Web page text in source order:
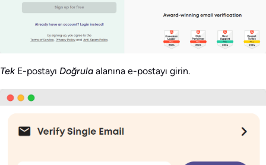
Tek E-postayı Doğrula alanına e-postayı girin.